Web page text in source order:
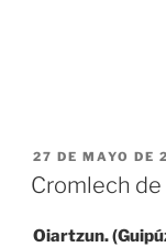
PUBLICADO
EL
27 DE MAYO DE
Cromlech
Oiartzun.